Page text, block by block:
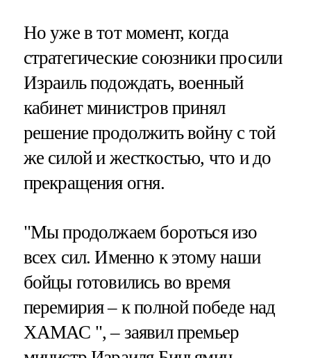
Но уже в тот момент, когда
стратегические союзники просили
Израиль подождать, военный
кабинет министров принял
решение продолжить войну с той
же силой и жесткостью, что и до
прекращения огня.
"Мы продолжаем бороться изо
всех сил. Именно к этому наши
бойцы готовились во время
перемирия – к полной победе над
ХАМАС ", – заявил премьер